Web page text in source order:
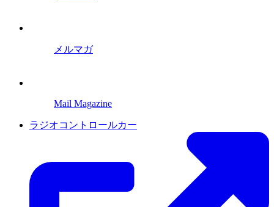
メルマガ
Mail Magazine
ラジオコントロールカー